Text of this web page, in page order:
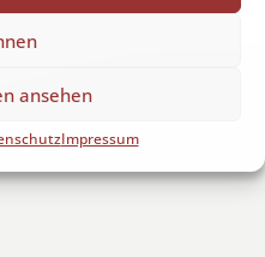
ansehen
Impressum